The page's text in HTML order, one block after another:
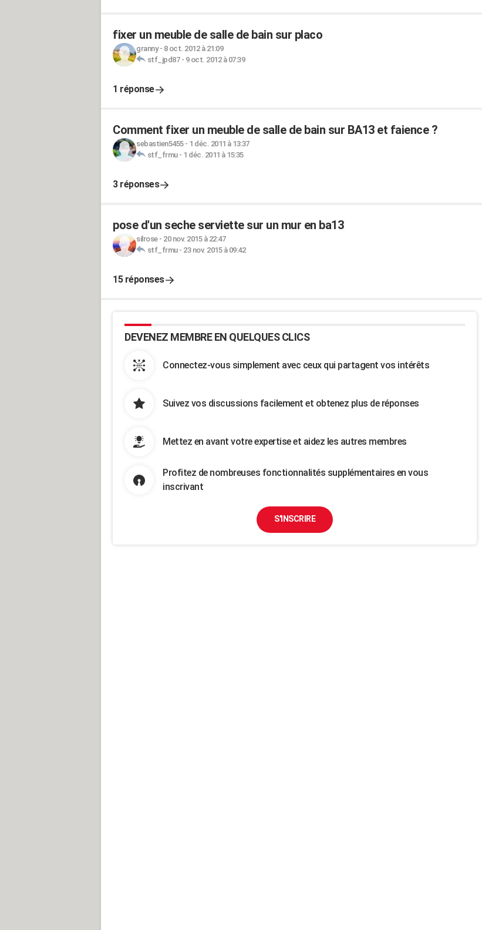
fixer un meuble de salle de bain sur placo
granny- 8 oct. 2012 à 21:09
stf_jpd87- 9 oct. 2012 à 07:39
1 réponse
Comment fixer un meuble de salle de bain sur BA13 et faience ?
sebastien5455- 1 déc. 2011 à 13:37
stf_frmu- 1 déc. 2011 à 15:35
3 réponses
pose d'un seche serviette sur un mur en ba13
silrose- 20 nov. 2015 à 22:47
stf_frmu- 23 nov. 2015 à 09:42
15 réponses
DEVENEZ MEMBRE EN QUELQUES CLICS
Connectez-vous simplement avec ceux qui partagent vos intérêts
Suivez vos discussions facilement et obtenez plus de réponses
Mettez en avant votre expertise et aidez les autres membres
Profitez de nombreuses fonctionnalités supplémentaires en vous
inscrivant
S'INSCRIRE